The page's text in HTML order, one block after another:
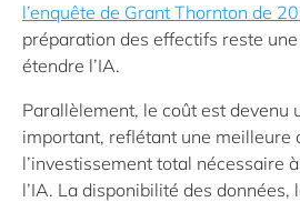
l’enquête de Grant Thornton de
préparation des effectifs reste
étendre l’IA.
Parallèlement, le coût est devenu
important, reflétant une meilleure
l’investissement total nécessaire
l’IA. La disponibilité des